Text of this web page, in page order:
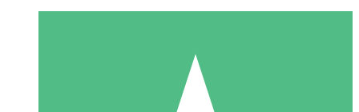
Packs de Crédits Individuels